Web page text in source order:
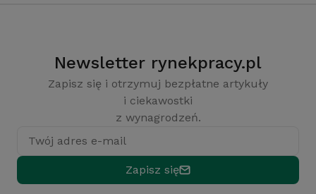
Newsletter rynekpracy.pl
Zapisz się i otrzymuj bezpłatne artykuły
i ciekawostki
z wynagrodzeń.
Twój adres e-mail
Zapisz się